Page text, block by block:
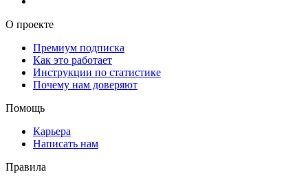
О проекте
Премиум подписка
Как это работает
Инструкции по статистике
Почему нам доверяют
Помощь
Карьера
Написать нам
Правила